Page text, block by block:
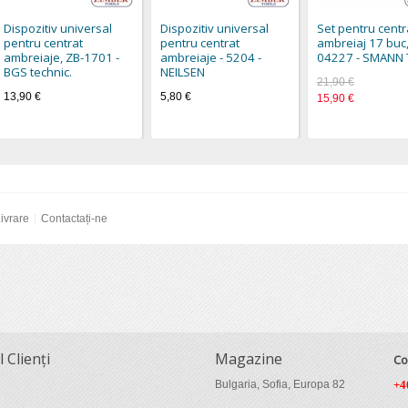
Dispozitiv universal
pentru centrat
ambreiaje, ZB-1701 -
BGS technic.
13,90 €
Dispozitiv universal
pentru centrat
ambreiaje - 5204 -
NEILSEN
5,80 €
Set pentru
ambreiaj 17
04227 - SMANN
21,90 €
15,90 €
Contactați-ne
Clienți Magazine
Bulgaria, Sofia, Europa 82